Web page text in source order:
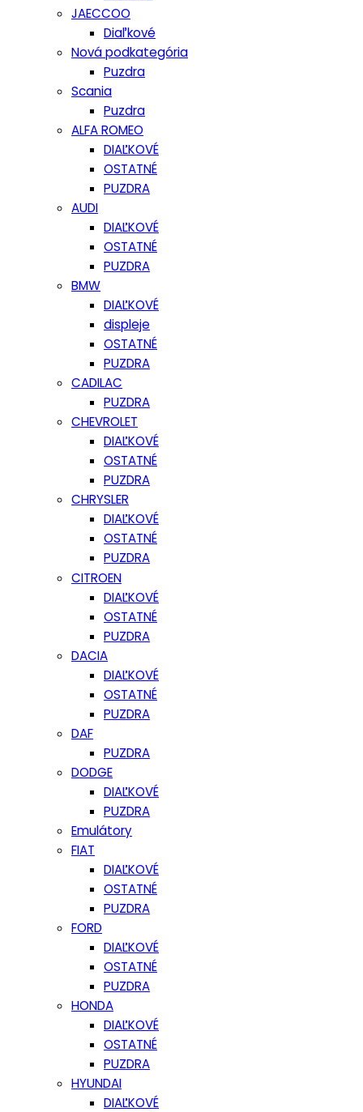
JAECCOO
Diaľkové
Nová podkategória
Puzdra
Scania
Puzdra
ALFA ROMEO
DIAĽKOVÉ
OSTATNÉ
PUZDRA
AUDI
DIAĽKOVÉ
OSTATNÉ
PUZDRA
BMW
DIAĽKOVÉ
displeje
OSTATNÉ
PUZDRA
CADILAC
PUZDRA
CHEVROLET
DIAĽKOVÉ
OSTATNÉ
PUZDRA
CHRYSLER
DIAĽKOVÉ
OSTATNÉ
PUZDRA
CITROEN
DIAĽKOVÉ
OSTATNÉ
PUZDRA
DACIA
DIAĽKOVÉ
OSTATNÉ
PUZDRA
DAF
PUZDRA
DODGE
DIAĽKOVÉ
PUZDRA
Emulátory
FIAT
DIAĽKOVÉ
OSTATNÉ
PUZDRA
FORD
DIAĽKOVÉ
OSTATNÉ
PUZDRA
HONDA
DIAĽKOVÉ
OSTATNÉ
PUZDRA
HYUNDAI
DIAĽKOVÉ